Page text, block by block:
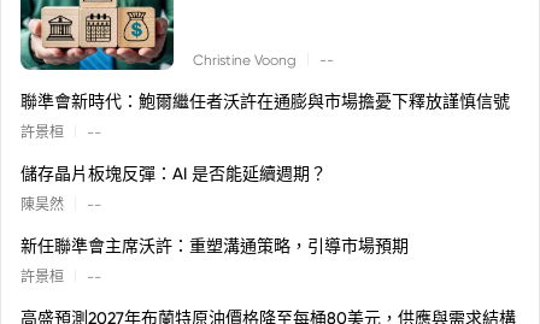
Christine Voong --
聯準會新時代：鮑爾繼任者沃許在通膨與市場擔憂下釋放謹慎信號
許景桓 --
儲存晶片板塊反彈：AI 是否能延續週期？
陳昊然 --
新任聯準會主席沃許：重塑溝通策略，引導市場預期
許景桓 --
高盛預測2027年布蘭特原油價格降至每桶80美元，供應與需求結構